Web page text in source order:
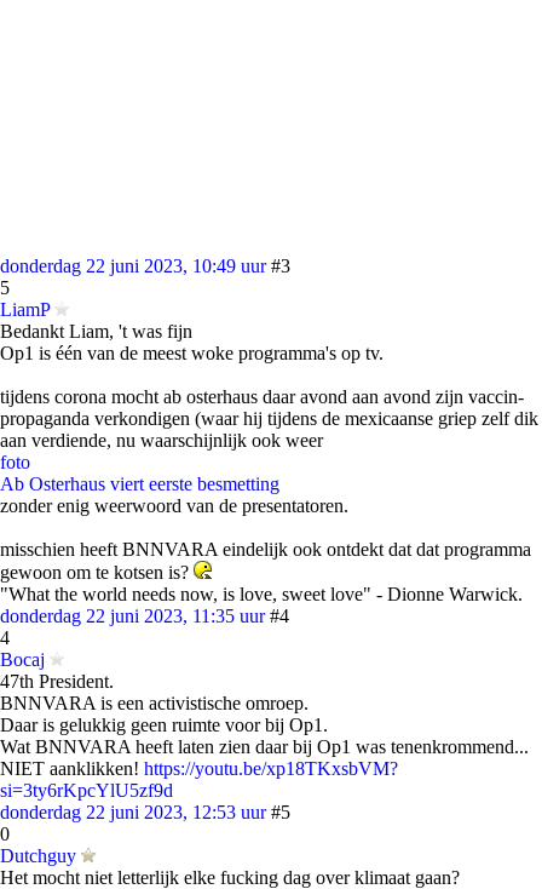
donderdag 22 juni 2023, 10:49 uur #3
5
LiamP
Bedankt Liam, 't was fijn
Op1 is één van de meest woke programma's op tv.
tijdens corona mocht ab osterhaus daar avond aan avond zijn vaccin-
propaganda verkondigen (waar hij tijdens de mexicaanse griep zelf dik
aan verdiende, nu waarschijnlijk ook weer
foto
Ab Osterhaus viert eerste besmetting
zonder enig weerwoord van de presentatoren.
misschien heeft BNNVARA eindelijk ook ontdekt dat dat programma
gewoon om te kotsen is?
"What the world needs now, is love, sweet love" - Dionne Warwick.
donderdag 22 juni 2023, 11:35 uur #4
4
Bocaj
47th President.
BNNVARA is een activistische omroep.
Daar is gelukkig geen ruimte voor bij Op1.
Wat BNNVARA heeft laten zien daar bij Op1 was tenenkrommend...
NIET aanklikken! https://youtu.be/xp18TKxsbVM?
si=3ty6rKpcYlU5zf9d
donderdag 22 juni 2023, 12:53 uur #5
0
Dutchguy
Het mocht niet letterlijk elke fucking dag over klimaat gaan?